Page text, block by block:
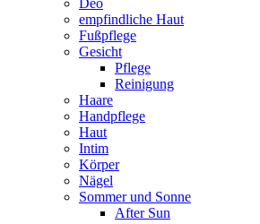
empfindliche Haut
Fußpflege
Gesicht
Pflege
Reinigung
Haare
Handpflege
Haut
Intim
Körper
Nägel
Sommer und Sonne
After Sun